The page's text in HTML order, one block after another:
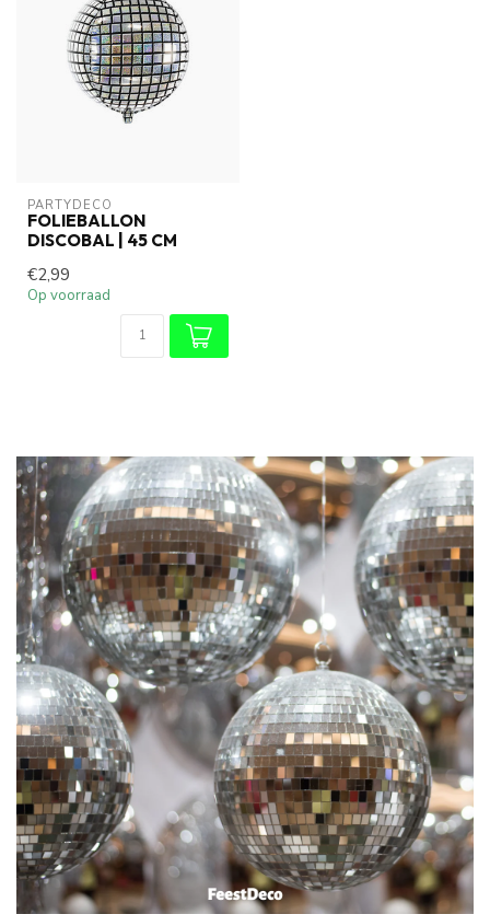
PARTYDECO
FOLIEBALLON
DISCOBAL | 45 CM
€2,99
Op voorraad